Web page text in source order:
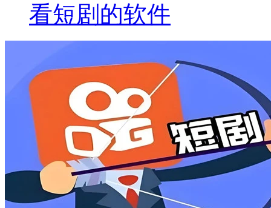
看短剧的软件